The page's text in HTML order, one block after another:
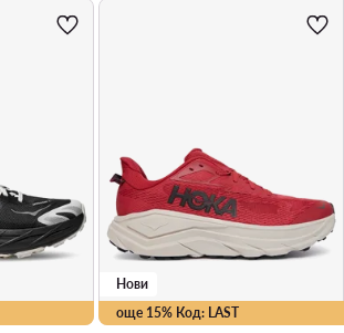
още 15% Код: LAST
Нови